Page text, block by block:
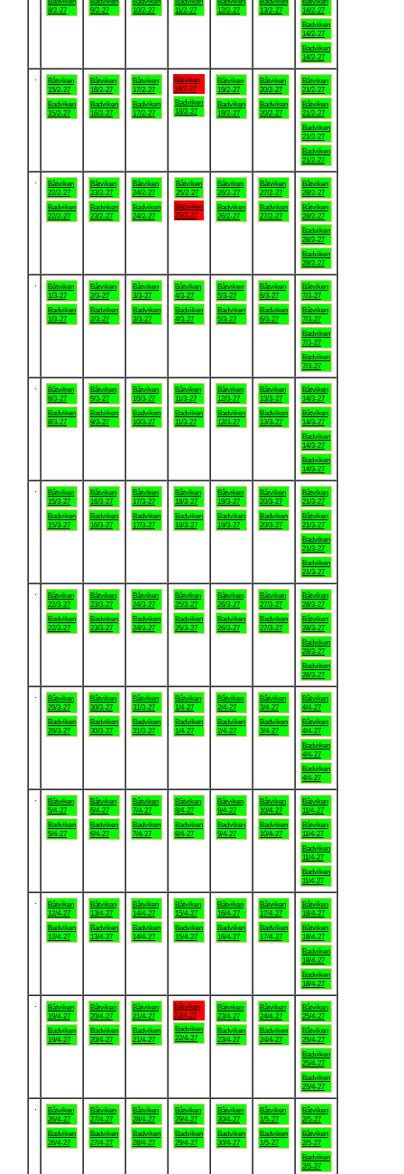
8/2-27
9/2-27
10/2-27
11/2-27
12/2-27
13/2-27
14/2-27
Badviken
14/2-27
Badviken
14/2-27
Båtviken
15/2-27
Badviken
15/2-27
Båtviken
16/2-27
Badviken
16/2-27
Båtviken
17/2-27
Badviken
17/2-27
Båtviken
18/2-27
Badviken
18/2-27
Båtviken
19/2-27
Badviken
19/2-27
Båtviken
20/2-27
Badviken
20/2-27
Båtviken
21/2-27
Båtviken
21/2-27
Badviken
21/2-27
Badviken
21/2-27
Båtviken
22/2-27
Badviken
22/2-27
Båtviken
23/2-27
Badviken
23/2-27
Båtviken
24/2-27
Badviken
24/2-27
Båtviken
25/2-27
Badviken
25/2-27
Båtviken
26/2-27
Badviken
26/2-27
Båtviken
27/2-27
Badviken
27/2-27
Båtviken
28/2-27
Båtviken
28/2-27
Badviken
28/2-27
Badviken
28/2-27
Båtviken
1/3-27
Badviken
1/3-27
Båtviken
2/3-27
Badviken
2/3-27
Båtviken
3/3-27
Badviken
3/3-27
Båtviken
4/3-27
Badviken
4/3-27
Båtviken
5/3-27
Badviken
5/3-27
Båtviken
6/3-27
Badviken
6/3-27
Båtviken
7/3-27
Båtviken
7/3-27
Badviken
7/3-27
Badviken
7/3-27
Båtviken
8/3-27
Badviken
8/3-27
Båtviken
9/3-27
Badviken
9/3-27
Båtviken
10/3-27
Badviken
10/3-27
Båtviken
11/3-27
Badviken
11/3-27
Båtviken
12/3-27
Badviken
12/3-27
Båtviken
13/3-27
Badviken
13/3-27
Båtviken
14/3-27
Båtviken
14/3-27
Badviken
14/3-27
Badviken
14/3-27
Båtviken
15/3-27
Badviken
15/3-27
Båtviken
16/3-27
Badviken
16/3-27
Båtviken
17/3-27
Badviken
17/3-27
Båtviken
18/3-27
Badviken
18/3-27
Båtviken
19/3-27
Badviken
19/3-27
Båtviken
20/3-27
Badviken
20/3-27
Båtviken
21/3-27
Båtviken
21/3-27
Badviken
21/3-27
Badviken
21/3-27
Båtviken
22/3-27
Badviken
22/3-27
Båtviken
23/3-27
Badviken
23/3-27
Båtviken
24/3-27
Badviken
24/3-27
Båtviken
25/3-27
Badviken
25/3-27
Båtviken
26/3-27
Badviken
26/3-27
Båtviken
27/3-27
Badviken
27/3-27
Båtviken
28/3-27
Båtviken
28/3-27
Badviken
28/3-27
Badviken
28/3-27
Båtviken
29/3-27
Badviken
29/3-27
Båtviken
30/3-27
Badviken
30/3-27
Båtviken
31/3-27
Badviken
31/3-27
Båtviken
1/4-27
Badviken
1/4-27
Båtviken
2/4-27
Badviken
2/4-27
Båtviken
3/4-27
Badviken
3/4-27
Båtviken
4/4-27
Båtviken
4/4-27
Badviken
4/4-27
Badviken
4/4-27
Båtviken
5/4-27
Badviken
5/4-27
Båtviken
6/4-27
Badviken
6/4-27
Båtviken
7/4-27
Badviken
7/4-27
Båtviken
8/4-27
Badviken
8/4-27
Båtviken
9/4-27
Badviken
9/4-27
Båtviken
10/4-27
Badviken
10/4-27
Båtviken
11/4-27
Båtviken
11/4-27
Badviken
11/4-27
Badviken
11/4-27
Båtviken
12/4-27
Badviken
12/4-27
Båtviken
13/4-27
Badviken
13/4-27
Båtviken
14/4-27
Badviken
14/4-27
Båtviken
15/4-27
Badviken
15/4-27
Båtviken
16/4-27
Badviken
16/4-27
Båtviken
17/4-27
Badviken
17/4-27
Båtviken
18/4-27
Båtviken
18/4-27
Badviken
18/4-27
Badviken
18/4-27
Båtviken
19/4-27
Badviken
19/4-27
Båtviken
20/4-27
Badviken
20/4-27
Båtviken
21/4-27
Badviken
21/4-27
Båtviken
22/4-27
Badviken
22/4-27
Båtviken
23/4-27
Badviken
23/4-27
Båtviken
24/4-27
Badviken
24/4-27
Båtviken
25/4-27
Båtviken
25/4-27
Badviken
25/4-27
Badviken
25/4-27
Båtviken
26/4-27
Badviken
26/4-27
Båtviken
27/4-27
Badviken
27/4-27
Båtviken
28/4-27
Badviken
28/4-27
Båtviken
29/4-27
Badviken
29/4-27
Båtviken
30/4-27
Badviken
30/4-27
Båtviken
1/5-27
Badviken
1/5-27
Båtviken
2/5-27
Båtviken
2/5-27
Badviken
2/5-27